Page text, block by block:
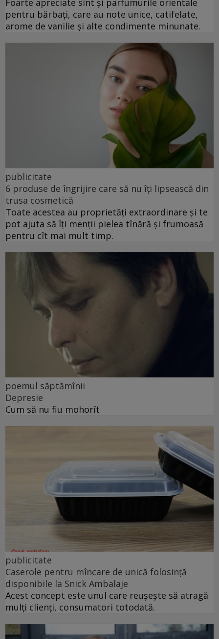
Foarte apreciate sînt și parfumurile orientale
pentru bărbați, care au note unice, catifelate,
arome de vanilie și alte condimente minunate.
publicitate
6 produse de îngrijire care să nu îți lipsească din
trusa cosmetică
Toate acestea au proprietăți extraordinare și te
pot ajuta să îți menții pielea tînără și frumoasă
pentru cît mai mult timp.
poemul săptămînii
Depresie
Cum să nu fiu mohorît
publicitate
Caserole pentru mîncare de unică folosință
disponibile la Snick Ambalaje
Acest concept este unul care reușește să atragă
mulți clienți, consumatori totodată.